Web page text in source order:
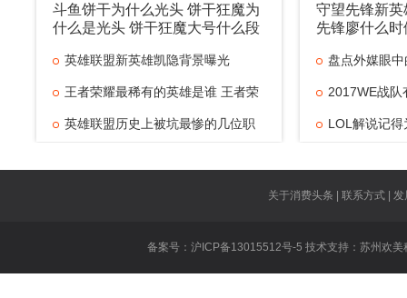
斗鱼饼干为什么光头 饼干狂魔为
什么是光头 饼干狂魔大号什么段
英雄联盟新英雄凯隐背景曝光
王者荣耀最稀有的英雄是谁 王者荣
英雄联盟历史上被坑最惨的几位职
守望先锋新
先锋廖什么时
盘点外媒眼
最 2017WE战队
个 LOL解说记
胜 厂长什么时
什王者荣耀张
关于消费头条 | 联系方式 |
备案号：沪ICP备13015512号-5 技术支持： 苏州欢美